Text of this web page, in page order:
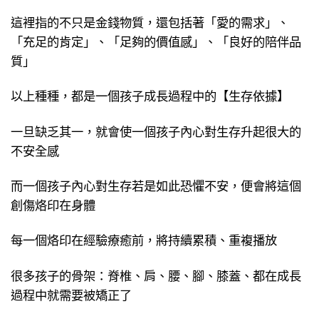
這裡指的不只是金錢物質，還包括著「愛的需求」、
「充足的肯定」、「足夠的價值感」、「良好的陪伴品
質」
以上種種，都是一個孩子成長過程中的【生存依據】
一旦缺乏其一，就會使一個孩子內心對生存升起很大的
不安全感
而一個孩子內心對生存若是如此恐懼不安，便會將這個
創傷烙印在身體
每一個烙印在經驗療癒前，將持續累積、重複播放
很多孩子的骨架：脊椎、肩、腰、腳、膝蓋、都在成長
過程中就需要被矯正了